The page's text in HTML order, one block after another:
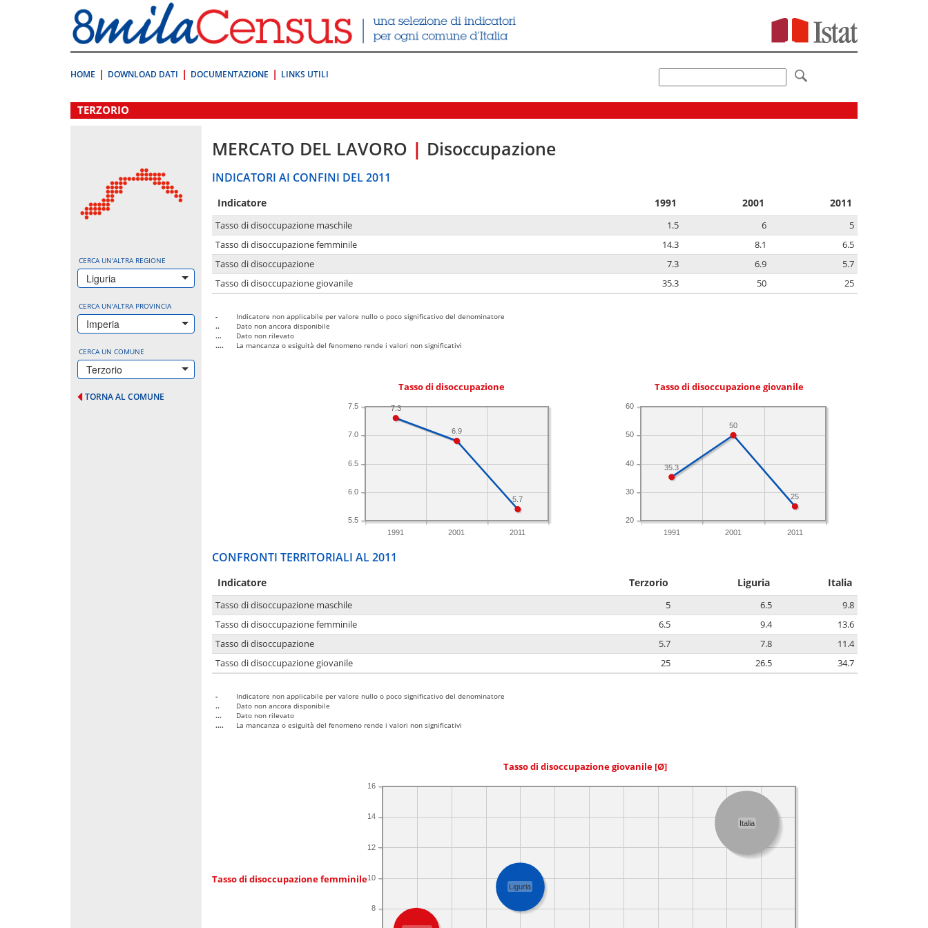
direttamente
a:
Contenuto
HOME DOWNLOAD DATI DOCUMENTAZIONE LINKS UTILI
.
TERZORIO
CERCA UN'ALTRA REGIONE
Liguria
CERCA UN'ALTRA PROVINCIA
Imperia
CERCA UN COMUNE
Terzorio
TORNA AL COMUNE
MERCATO DEL LAVORO | Disoccupazione
INDICATORI AI CONFINI DEL 2011
Indicatore 1991 2001 2011
Tasso di disoccupazione maschile 1.5 6
5
Tasso di disoccupazione femminile
14.3 8.1
6.5
Tasso di disoccupazione
7.3 6.9
5.7
Tasso di disoccupazione giovanile
35.3 50 25
-
Indicatore non applicabile per valore nullo o poco significativo del denominatore
..
Dato non ancora disponibile
...
Dato non rilevato
....
La mancanza o esiguità del fenomeno rende i valori non significativi
Tasso di disoccupazione
1991 2001 2011
5.5
6.0
6.5
7.0
7.5
5.7
6.9
7.3
Tasso di disoccupazione giovanile
1991 2001 2011
20
30
40
50
60
25
50
35.3
CONFRONTI TERRITORIALI AL 2011
Indicatore Terzorio Liguria Italia
Tasso di disoccupazione maschile 5 6.5
9.8
Tasso di disoccupazione femminile
6.5 9.4
13.6
Tasso di disoccupazione
5.7 7.8
11.4
Tasso di disoccupazione giovanile
25 26.5 34.7
-
Indicatore non applicabile per valore nullo o poco significativo del denominatore
..
Dato non ancora disponibile
...
Dato non rilevato
....
La mancanza o esiguità del fenomeno rende i valori non significativi
Tasso di disoccupazione giovanile [Ø]
Tasso di disoccupazione femminile
8
10
12
14
16
Italia
Liguria